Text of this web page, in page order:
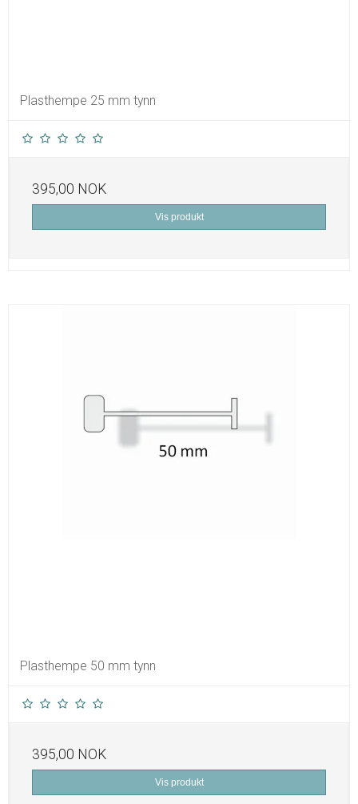
Plasthempe 25 mm tynn
395,00 NOK
Vis produkt
Plasthempe 50 mm tynn
395,00 NOK
Vis produkt